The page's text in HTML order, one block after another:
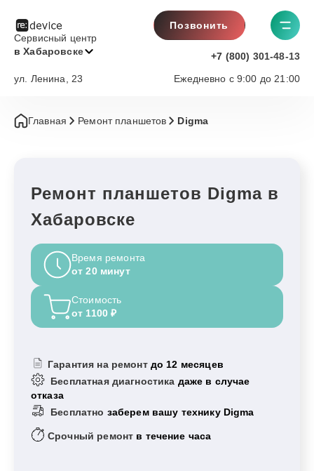
Сервисный центр
в Хабаровске
Позвонить
+7 (800) 301-48-13
Ежедневно с 9:00 до 21:00
ул. Ленина, 23
Главная Ремонт планшетов Digma
Ремонт планшетов Digma в
Хабаровске
Время ремонта
от 20 минут
Стоимость
от 1100 ₽
Гарантия на ремонт до 12 месяцев
Бесплатная диагностика даже в случае
отказа
Бесплатно заберем вашу технику Digma
Срочный ремонт в течение часа